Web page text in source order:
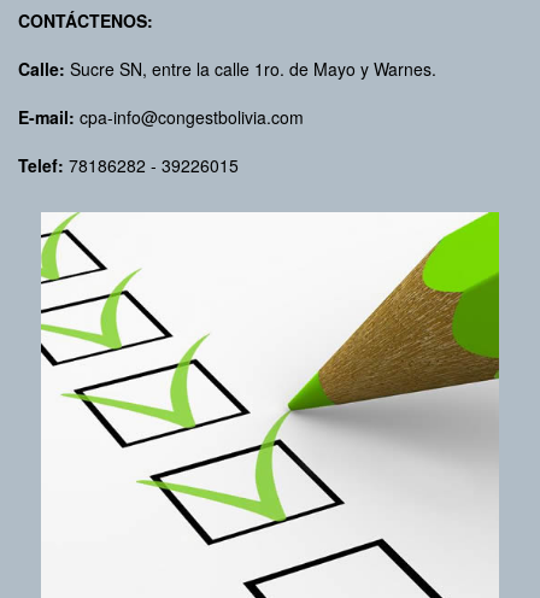
CONTÁCTENOS:
Calle: Sucre SN, entre la calle 1ro. de Mayo y Warnes.
E-mail: cpa-info@congestbolivia.com
Telef: 78186282 - 39226015